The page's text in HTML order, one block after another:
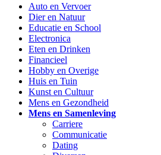
Auto en Vervoer
Dier en Natuur
Educatie en School
Electronica
Eten en Drinken
Financieel
Hobby en Overige
Huis en Tuin
Kunst en Cultuur
Mens en Gezondheid
Mens en Samenleving
Carriere
Communicatie
Dating